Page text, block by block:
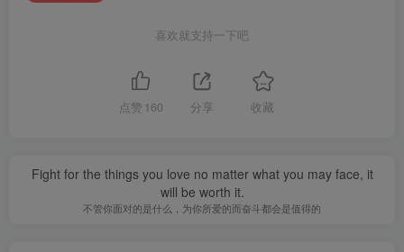
喜欢就支持一下吧
点赞 160 分享 收藏
Fight for the things you love no matter what you may face, it
will be worth it.
不管你面对的是什么，为你所爱的而奋斗都会是值得的